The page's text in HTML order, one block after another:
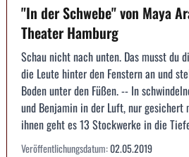
"In der Schwebe" von Maya
Theater Hamburg
Schau nicht nach unten. Das musst du
die Leute hinter den Fenstern an und
Boden unter den Füßen. -- In
und Benjamin in der Luft, nur
ihnen geht es 13 Stockwerke in die
Veröffentlichungsdatum:02.05.2019